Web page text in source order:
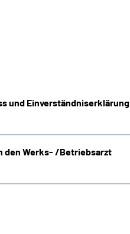
und Einverständniserklärung
den Werks- /Betriebsarzt